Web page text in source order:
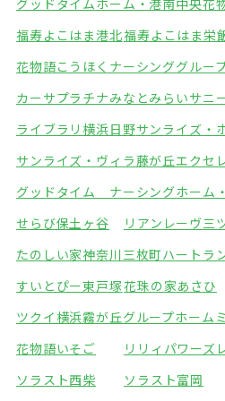
グッドタイムホーム・港南中央花
福寿よこはま港北福寿よこはま栄
花物語こうほくナーシンググルー
カーサプラチナみなとみらいサニ
ライブラリ横浜日野サンライズ・
サンライズ・ヴィラ藤が丘エクセ
グッドタイム ナーシングホーム
せらび保土ヶ谷
リアンレーヴ三
たのしい家神奈川三枚町ハートラ
すいとぴー東戸塚花珠の家あさひ
ツクイ横浜霧が丘グループホーム
花物語いそご
リリィパワーズ
ソラスト西柴
ソラスト富岡